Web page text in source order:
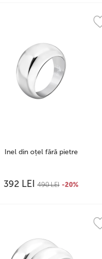
Inel din oțel fără pietre
392 LEI 490LEI -20%